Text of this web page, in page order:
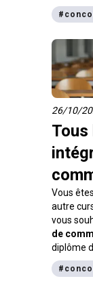
de
#
26/10/
Vous
autre
vous
de
diplôme
niveau
#